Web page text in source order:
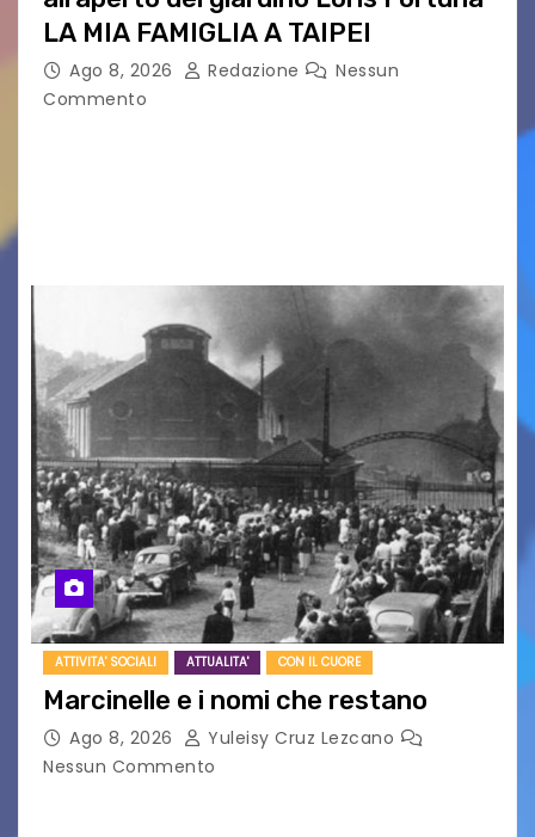
LA MIA FAMIGLIA A TAIPEI
Ago 8, 2026 Redazione
Nessun
Commento
ATTIVITA' SOCIALI ATTUALITA' CON IL CUORE
Marcinelle e i nomi che restano
Ago 8, 2026
Yuleisy Cruz Lezcano
Nessun Commento